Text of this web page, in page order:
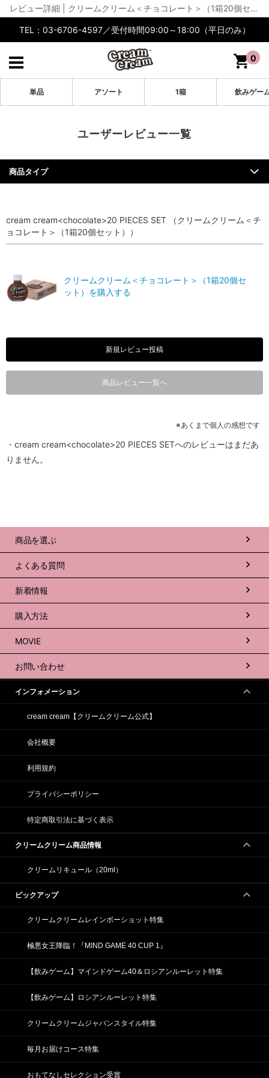
レビュー詳細 | クリームクリーム＜チョコレート＞（1箱20個セット） | cream cream公式【通販】
TEL：03-6706-4597／受付時間09:00～18:00（平日のみ）
0
単品 アソート 1箱 飲みゲー
ユーザーレビュー一覧
商品タイプ
cream cream<chocolate>20 PIECES SET （クリームクリーム＜チ
ョコレート＞（1箱20個セット））
クリームクリーム＜チョコレート＞（1箱20個セ
ット）を購入する
新規レビュー投稿
商品レビュー一覧へ
※あくまで個人の感想です
・cream cream<chocolate>20 PIECES SETへのレビューはまだあ
りません。
商品を選ぶ
よくある質問
新着情報
購入方法
MOVIE
お問い合わせ
インフォメーション
cream cream【クリームクリーム公式】
会社概要
利用規約
プライバシーポリシー
特定商取引法に基づく表示
クリームクリーム商品情報
クリームリキュール（20ml）
ピックアップ
クリームクリームレインボーショット特集
極悪女王降臨！『MIND GAME 40 CUP 1』
【飲みゲーム】マインドゲーム40＆ロシアンルーレット特集
【飲みゲーム】ロシアンルーレット特集
クリームクリームジャパンスタイル特集
毎月お届けコース特集
おもてなしセレクション受賞